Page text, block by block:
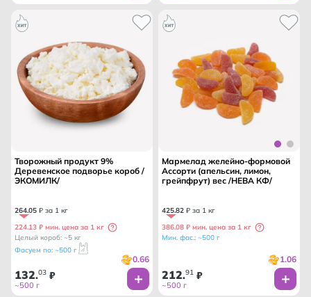
Творожный продукт 9%
Деревенское подворье короб /
ЭКОМИЛК/
264.05 ₽ за 1 кг
224.13 ₽ мин. цена за 1 кг
Целый короб: ~5 кг
Фасуем по: ~500 г
0.66
132.03 ₽
~500 г
Мармелад желейно-формовой
Ассорти (апельсин, лимон,
грейпфрут) вес /НЕВА КФ/
425.82 ₽ за 1 кг
386.08 ₽ мин. цена за 1 кг
Мин. фас.: ~500 г
1.06
212.91 ₽
~500 г